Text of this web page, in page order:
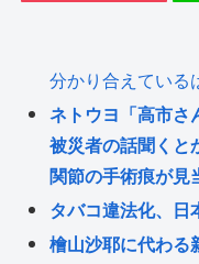
分かり合えている
ネトウヨ「高市さ
被災者の話聞く
関節の手術痕が見
タバコ違法化、日
檜山沙耶に代わる